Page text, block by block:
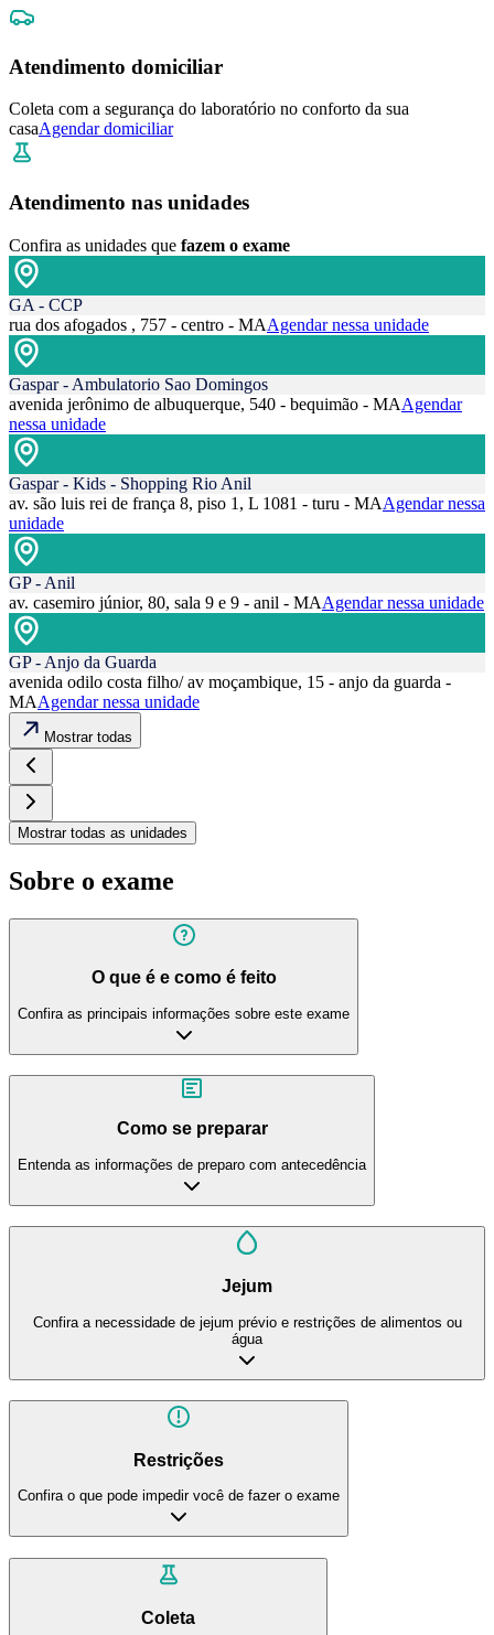
Atendimento domiciliar
Coleta com a segurança do laboratório no conforto da sua
casaAgendar domiciliar
Atendimento nas unidades
Confira as unidades que fazem o exame
GA - CCP
rua dos afogados , 757 - centro - MAAgendar nessa unidade
Gaspar - Ambulatorio Sao Domingos
avenida jerônimo de albuquerque, 540 - bequimão - MAAgendar
nessa unidade
Gaspar - Kids - Shopping Rio Anil
av. são luis rei de frança 8, piso 1, L 1081 - turu - MAAgendar nessa
unidade
GP - Anil
av. casemiro júnior, 80, sala 9 e 9 - anil - MAAgendar nessa unidade
GP - Anjo da Guarda
avenida odilo costa filho/ av moçambique, 15 - anjo da guarda -
MAAgendar nessa unidade
Mostrar todas
Mostrar todas as unidades
Sobre o exame
O que é e como é feito
Confira as principais informações sobre este exame
Como se preparar
Entenda as informações de preparo com antecedência
Jejum
Confira a necessidade de jejum prévio e restrições de alimentos ou
água
Restrições
Confira o que pode impedir você de fazer o exame
Coleta